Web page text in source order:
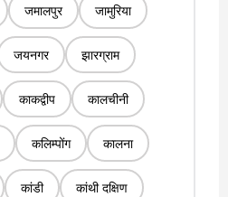
जमालपुर जामुरिया
जयनगर झारग्राम
काकद्वीप कालचीनी
कलिम्पोंग कालना
कांडी कांथी दक्षिण